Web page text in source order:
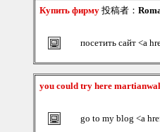
Купить фирму 投稿者：
посетить сайт <a
you could try here
go to my blog <a